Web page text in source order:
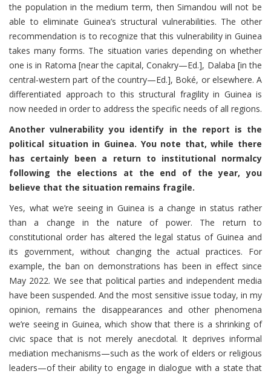
the population in the medium term, then Simandou will not be
able to eliminate Guinea’s structural vulnerabilities. The other
recommendation is to recognize that this vulnerability in Guinea
takes many forms. The situation varies depending on whether
one is in Ratoma [near the capital, Conakry—Ed.], Dalaba [in the
central-western part of the country—Ed.], Boké, or elsewhere. A
differentiated approach to this structural fragility in Guinea is
now needed in order to address the specific needs of all regions.
Another vulnerability you identify in the report is the
political situation in Guinea. You note that, while there
has certainly been a return to institutional normalcy
following the elections at the end of the year, you
believe that the situation remains fragile.
Yes, what we’re seeing in Guinea is a change in status rather
than a change in the nature of power. The return to
constitutional order has altered the legal status of Guinea and
its government, without changing the actual practices. For
example, the ban on demonstrations has been in effect since
May 2022. We see that political parties and independent media
have been suspended. And the most sensitive issue today, in my
opinion, remains the disappearances and other phenomena
we’re seeing in Guinea, which show that there is a shrinking of
civic space that is not merely anecdotal. It deprives informal
mediation mechanisms—such as the work of elders or religious
leaders—of their ability to engage in dialogue with a state that